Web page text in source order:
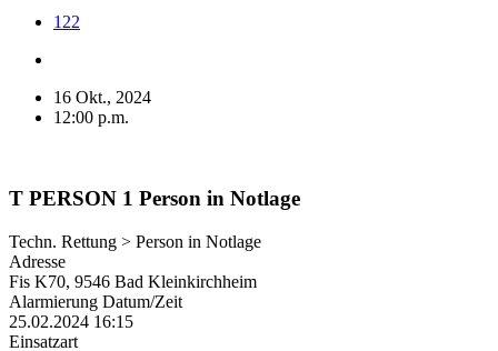
122
16 Okt., 2024
12:00 p.m.
T PERSON 1 Person in Notlage
Techn. Rettung > Person in Notlage
Adresse
Fis K70, 9546 Bad Kleinkirchheim
Alarmierung Datum/Zeit
25.02.2024 16:15
Einsatzart